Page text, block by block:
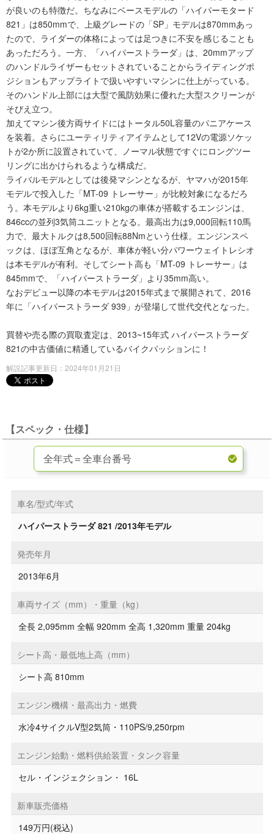
が良いのも特徴だ。ちなみにベースモデルの「ハイパーモタード
821」は850mmで、上級グレードの「SP」モデルは870mmあっ
たので、ライダーの体格によっては足つきに不安を感じることも
あっただろう。一方、「ハイパーストラーダ」は、20mmアップ
のハンドルライザーもセットされていることからライディングポ
ジションもアップライトで扱いやすいマシンに仕上がっている。
そのハンドル上部には大型で風防効果に優れた大型スクリーンが
そびえ立つ。
加えてマシン後方両サイドにはトータル50L容量のパニアケース
を装着。さらにユーティリティアイテムとして12Vの電源ソケッ
トが2か所に設置されていて、ノーマル状態ですぐにロングツー
リングに出かけられるような構成だ。
ライバルモデルとしては後発マシンとなるが、ヤマハが2015年
モデルで投入した「MT-09 トレーサー」が比較対象になるだろ
う。本モデルより6kg重い210kgの車体が搭載するエンジンは、
846ccの並列3気筒ユニットとなる。最高出力は9,000回転110馬
力で、最大トルクは8,500回転88Nmという仕様。エンジンスペ
ックは、ほぼ互角となるが、車体が軽い分パワーウェイトレシオ
は本モデルが有利。そしてシート高も「MT-09 トレーサー」は
845mmで、「ハイパーストラーダ」より35mm高い。
なおデビュー以降の本モデルは2015年式まで展開されて、2016
年に「ハイパーストラーダ 939」が登場して世代交代となった。
買替や売る際の買取査定は、2013~15年式 ハイパーストラーダ
821の中古価値に精通しているバイクパッションに！
解説記事更新日：2024年01月21日
【スペック・仕様】
車名/型式/年式
ハイパーストラーダ 821 /2013年モデル
発売年月
2013年6月
車両サイズ（mm）・重量（kg）
全長 2,095mm 全幅 920mm 全高 1,320mm 重量 204kg
シート高・最低地上高（mm）
シート高 810mm
エンジン機構・最高出力・燃費
水冷4サイクルV型2気筒・110PS/9,250rpm
エンジン始動・燃料供給装置・タンク容量
セル・インジェクション・ 16L
新車販売価格
149万円(税込)